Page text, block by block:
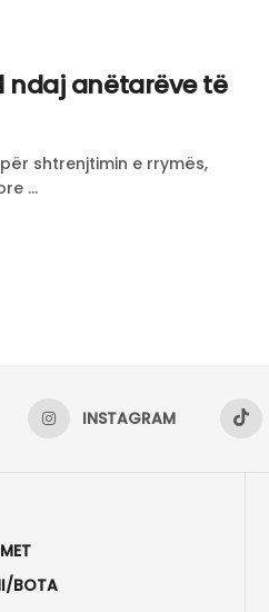
ndaj anëtarëve të
shtrenjtimin e rrymës,
...
INSTAGRAM
BOTA